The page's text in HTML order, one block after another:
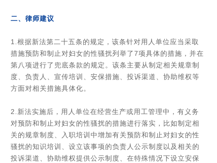
二、律师建议
1.根据新法第二十五条的规定，该条针对用人单位应当采取
措施预防和制止对妇女的性骚扰列举了7项具体的措施，并在
第八项进行了兜底条款的规定。该条主要从制定相关规章制
度、负责人、宣传培训、安保措施、投诉渠道、协助维权等
方面对相关措施具体化。
2.新法实施后，用人单位在经营生产或用工管理中，有义务
对预防和制止对妇女的性骚扰的措施进行落实，比如制定相
关的规章制度、入职培训中增加有关预防和制止对妇女的性
骚扰的知识培训、设立该事项的负责人公示制度以及相关的
投诉渠道、协助维权提供公示制度、在特殊情况下设立安保